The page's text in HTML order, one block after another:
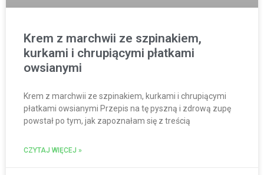
Krem z marchwii ze szpinakiem,
kurkami i chrupiącymi płatkami
owsianymi
Krem z marchwii ze szpinakiem, kurkami i chrupiącymi
płatkami owsianymi Przepis na tę pyszną i zdrową zupę
powstał po tym, jak zapoznałam się z treścią
CZYTAJ WIĘCEJ »